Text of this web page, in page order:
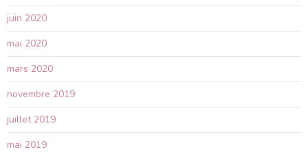
juin 2020
mai 2020
mars 2020
novembre 2019
juillet 2019
mai 2019